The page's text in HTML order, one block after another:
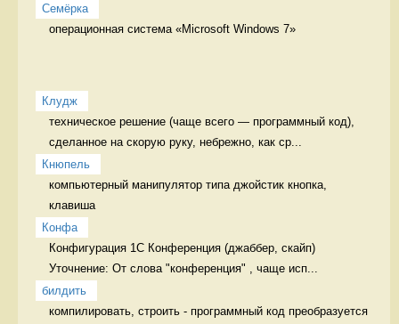
Семёрка
операционная система «Microsoft Windows 7»
Клудж
техническое решение (чаще всего — программный код),
сделанное на скорую руку, небрежно, как ср...
Кнюпель
компьютерный манипулятор типа джойстик кнопка,
клавиша
Конфа
Конфигурация 1С Конференция (джаббер, скайп)
Уточнение: От слова "конференция" , чаще исп...
билдить
компилировать, строить - программный код преобразуется